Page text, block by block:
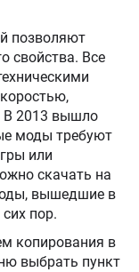
позволяют
свойства. Все
В 2013 вышло
моды требуют
или
скачать на
вышедшие в
пор.
копирования в
выбрать пункт